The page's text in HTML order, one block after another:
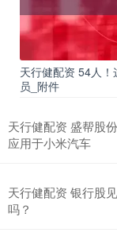
天行健配资 54人
员_附件
天行健配资 盛帮股
应用于小米汽车
天行健配资 银行股
吗？